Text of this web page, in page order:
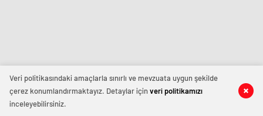
Veri politikasındaki amaçlarla sınırlı ve mevzuata uygun şekilde
çerez konumlandırmaktayız. Detaylar içinveri politikamızı
inceleyebilirsiniz.